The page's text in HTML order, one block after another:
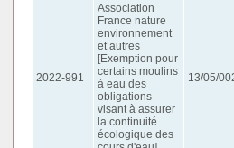
2022-991
Association
France nature
environnement
et autres
[Exemption pour
certains moulins
à eau des
obligations
visant à assurer
la continuité
écologique des
13/05/